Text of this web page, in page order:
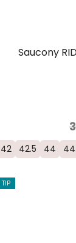
47 1/3
Saucony
42 42.5 44
TIP